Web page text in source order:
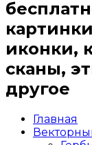
иконки,
сканы,
другое
Главная